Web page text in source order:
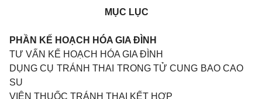
MỤC LỤC
PHẦN KẾ HOẠCH HÓA GIA ĐÌNH
TƯ VẤN KẾ HOẠCH HÓA GIA ĐÌNH
DỤNG CỤ TRÁNH THAI TRONG TỬ CUNG BAO CAO
SU
VIÊN THUỐC TRÁNH THAI KẾT HỢP